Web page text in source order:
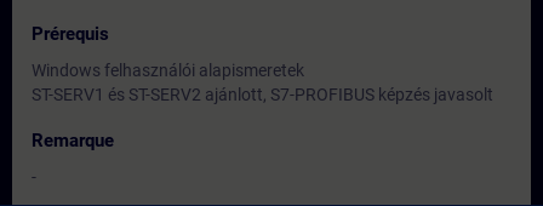
Prérequis
Windows felhasználói alapismeretek
ST-SERV1 és ST-SERV2 ajánlott, S7-PROFIBUS képzés javasolt
Remarque
-